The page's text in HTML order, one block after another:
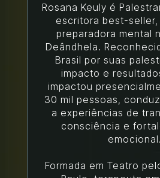
Rosana Keuly é
escritora best-
preparadora mental
Deândhela.
Brasil por suas
impacto e
impactou
30 mil pessoas,
a experiências de
consciência e
emocional.
Formada em Teatro